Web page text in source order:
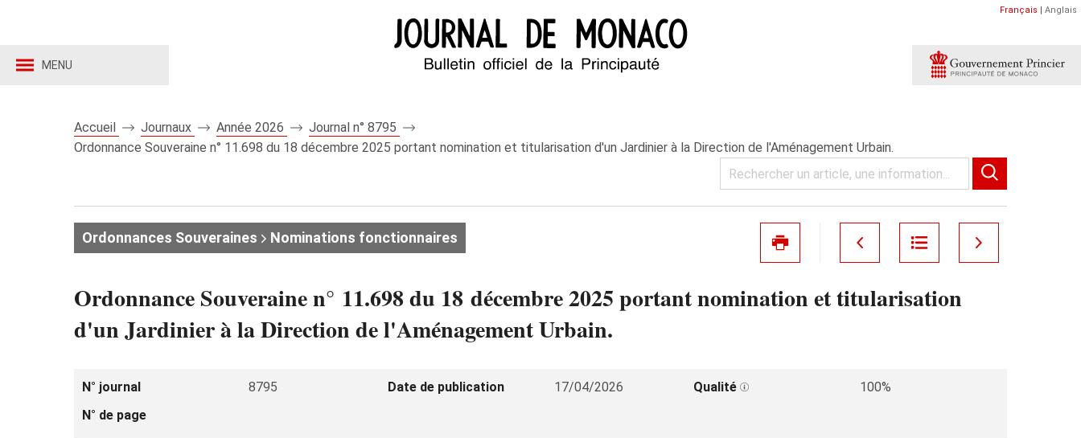
MENU
Français | Anglais
Accueil Journaux Année 2026
Journal n° 8795
Ordonnance Souveraine n° 11.698 du 18 décembre 2025 portant nomination et titularisation d'un Jardinier à la Direction de l'Aménagement Urbain.
Ordonnances Souveraines Nominations fonctionnaires
Ordonnance Souveraine n° 11.698 du 18 décembre 2025 portant nomination et titularisation
d'un Jardinier à la Direction de l'Aménagement Urbain.
N° journal 8795 Date de publication 17/04/2026 Qualité
100%
N° de page